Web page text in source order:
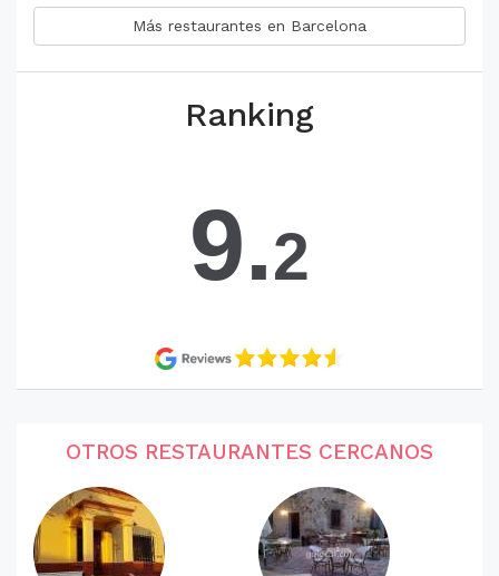
Más restaurantes en Barcelona
Ranking
9.2
OTROS RESTAURANTES CERCANOS